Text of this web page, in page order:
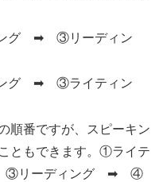
グ ➡ ③リーディン
グ ➡ ③ライティン
順番ですが、スピーキン
ともできます。①ライテ
リーディング ➡ ④